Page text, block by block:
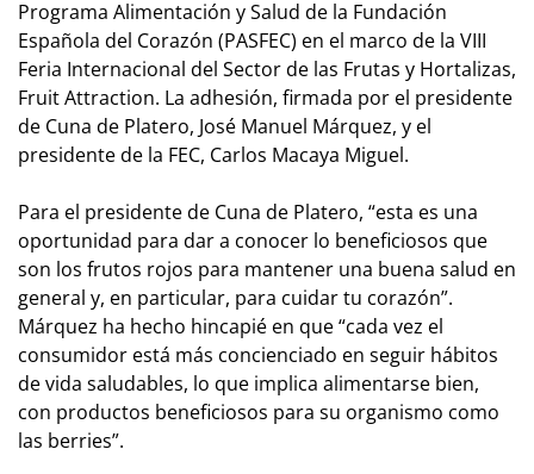
Programa Alimentación y Salud de la Fundación
Española del Corazón (PASFEC) en el marco de la VIII
Feria Internacional del Sector de las Frutas y Hortalizas,
Fruit Attraction. La adhesión, firmada por el presidente
de Cuna de Platero, José Manuel Márquez, y el
presidente de la FEC, Carlos Macaya Miguel.
Para el presidente de Cuna de Platero, “esta es una
oportunidad para dar a conocer lo beneficiosos que
son los frutos rojos para mantener una buena salud en
general y, en particular, para cuidar tu corazón”.
Márquez ha hecho hincapié en que “cada vez el
consumidor está más concienciado en seguir hábitos
de vida saludables, lo que implica alimentarse bien,
con productos beneficiosos para su organismo como
las berries”.